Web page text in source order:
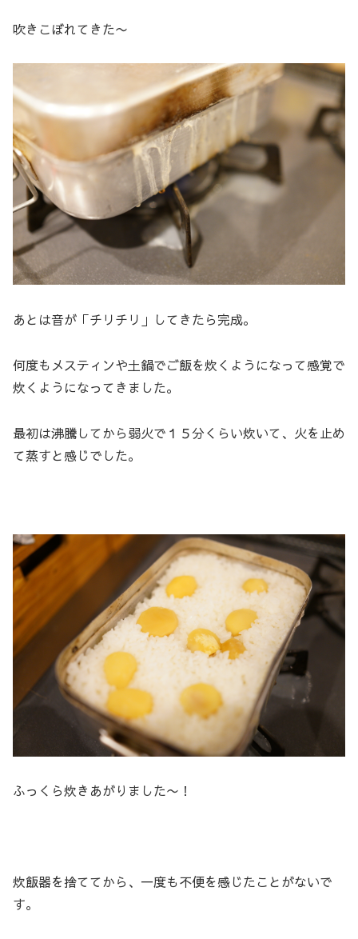
吹きこぼれてきた〜
あとは音が「チリチリ」してきたら完成。
何度もメスティンや土鍋でご飯を炊くようになって感覚で
炊くようになってきました。
最初は沸騰してから弱火で１５分くらい炊いて、火を止め
て蒸すと感じでした。
ふっくら炊きあがりました〜！
炊飯器を捨ててから、一度も不便を感じたことがないで
す。